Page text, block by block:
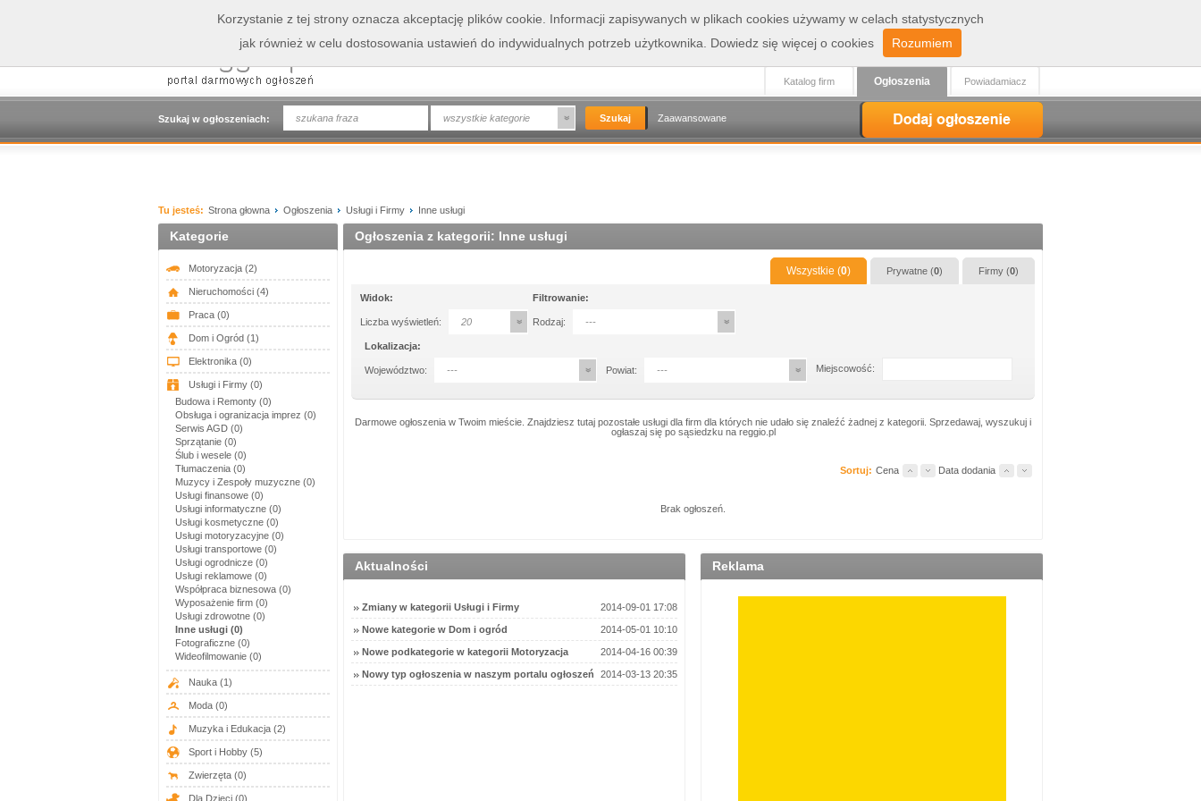
Zaloguj
Szukaj w ogłoszeniach: wszystkie kategorie Zaawansowane
Powiadamiacz
Ogłoszenia
Katalog firm
Tu jesteś: Strona głowna Ogłoszenia Usługi i Firmy Inne usługi
Kategorie
Motoryzacja (2)
Nieruchomości (4)
Praca (0)
Dom i Ogród (1)
Elektronika (0)
Usługi i Firmy (0)
Budowa i Remonty (0)
Obsługa i ogranizacja imprez (0)
Serwis AGD (0)
Sprzątanie (0)
Ślub i wesele (0)
Tłumaczenia (0)
Muzycy i Zespoły muzyczne (0)
Usługi finansowe (0)
Usługi informatyczne (0)
Usługi kosmetyczne (0)
Usługi motoryzacyjne (0)
Usługi transportowe (0)
Usługi ogrodnicze (0)
Usługi reklamowe (0)
Współpraca biznesowa (0)
Wyposażenie firm (0)
Usługi zdrowotne (0)
Inne usługi (0)
Fotograficzne (0)
Wideofilmowanie (0)
Nauka (1)
Moda (0)
Muzyka i Edukacja (2)
Sport i Hobby (5)
Zwierzęta (0)
Dla Dzieci (0)
Ogłoszenia z kategorii: Inne usługi
Wszystkie (0) Prywatne (0) Firmy (0)
Widok:
Liczba wyświetleń: 20
Filtrowanie:
Rodzaj: ---
Lokalizacja:
Województwo: --- Powiat: --- Miejscowość:
Darmowe ogłoszenia w Twoim mieście. Znajdziesz tutaj pozostałe usługi dla firm dla których nie udało się znaleźć żadnej z kategorii. Sprzedawaj, wyszukuj i
ogłaszaj się po sąsiedzku na reggio.pl
Sortuj: Cena Data dodania
Brak ogłoszeń.
Aktualności
Zmiany w kategorii Usługi i Firmy 2014-09-01 17:08
Nowe kategorie w Dom i ogród 2014-05-01 10:10
Nowe podkategorie w kategorii Motoryzacja 2014-04-16 00:39
Nowy typ ogłoszenia w naszym portalu ogłoszeń 2014-03-13 20:35
Reklama
Korzystanie z tej strony oznacza akceptację plików cookie. Informacji zapisywanych w plikach cookies używamy w celach statystycznych
jak również w celu dostosowania ustawień do indywidualnych potrzeb użytkownika. Dowiedz się więcej o cookies Rozumiem